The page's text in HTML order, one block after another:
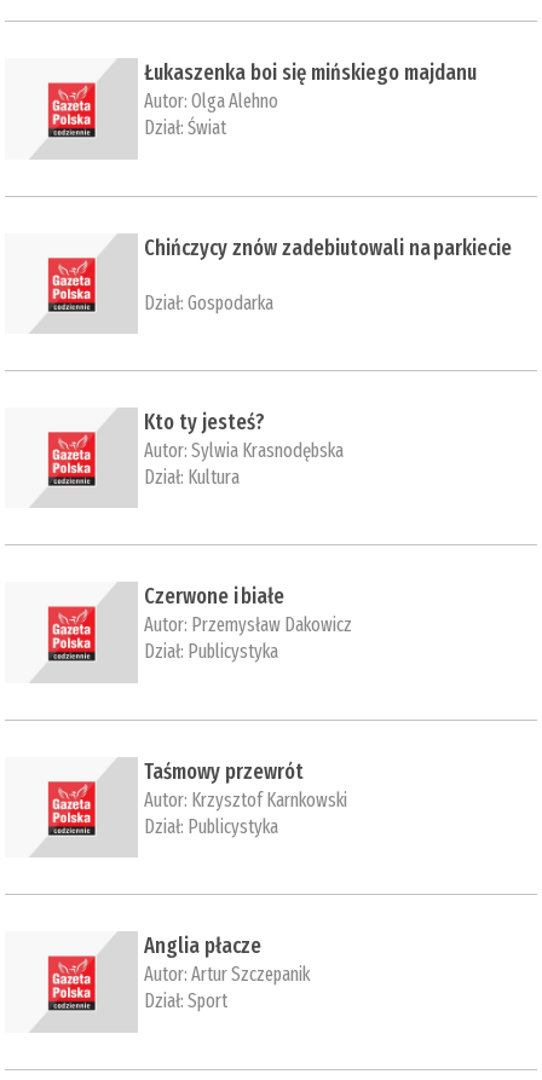
Łukaszenka boi się mińskiego majdanu
Autor:Olga Alehno
Dział:Świat
Chińczycy znów zadebiutowali na parkiecie
Dział:Gospodarka
Kto ty jesteś?
Autor:Sylwia Krasnodębska
Dział: Kultura
Czerwone i białe
Autor: Przemysław Dakowicz
Dział: Publicystyka
Taśmowy przewrót
Autor: Krzysztof Karnkowski
Dział: Publicystyka
Anglia płacze
Autor:Artur Szczepanik
Dział:Sport